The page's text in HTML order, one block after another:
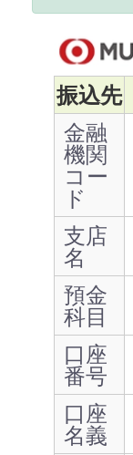
振込先
金融
機関
コー
ド
支店
名
預金
科目
口座
番号
口座
名義